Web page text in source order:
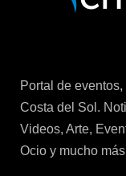
Portal de
Costa del Sol.
Videos, Arte,
Ocio y mucho